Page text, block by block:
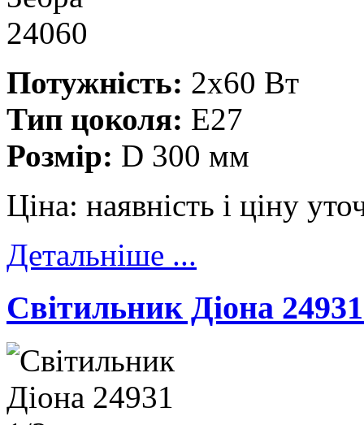
Потужність: 2x60 Вт
Тип цоколя: E27
Розмір: D 300 мм
Ціна: наявність і ціну
Детальніше ...
Cвітильник Діона